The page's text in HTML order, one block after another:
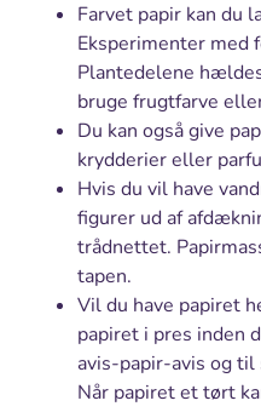
Farvet papir kan du
Eksperimenter med
Plantedelene
bruge frugtfarve
Du kan også give
krydderier eller
Hvis du vil have
figurer ud af
trådnettet.
tapen.
Vil du have papiret
papiret i pres inden
avis-papir-avis og
Når papiret et tørt